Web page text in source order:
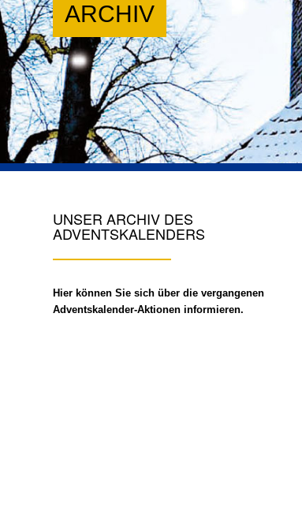
ARCHIV
UNSER ARCHIV DES
ADVENTSKALENDERS
Hier können Sie sich über die vergangenen
Adventskalender-Aktionen informieren.